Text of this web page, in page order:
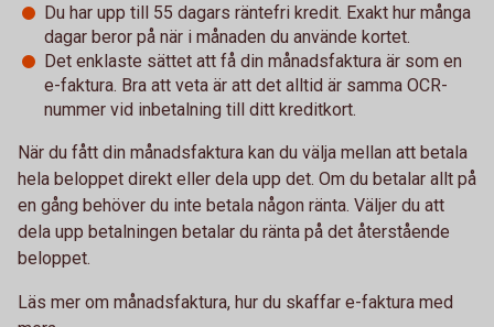
Du har upp till 55 dagars räntefri kredit. Exakt hur många
dagar beror på när i månaden du använde kortet.
Det enklaste sättet att få din månadsfaktura är som en
e-faktura. Bra att veta är att det alltid är samma OCR-
nummer vid inbetalning till ditt kreditkort.
När du fått din månadsfaktura kan du välja mellan att betala
hela beloppet direkt eller dela upp det. Om du betalar allt på
en gång behöver du inte betala någon ränta. Väljer du att
dela upp betalningen betalar du ränta på det återstående
beloppet.
Läs mer om månadsfaktura, hur du skaffar e-faktura med